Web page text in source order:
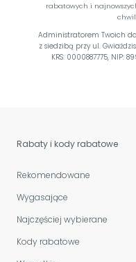
rabatowych i
Administratorem Twoich
z siedzibą przy ul.
KRS: 0000887775, NIP:
Rabaty i kody rabatowe
Rekomendowane
Wygasające
Najczęściej wybierane
Kody rabatowe